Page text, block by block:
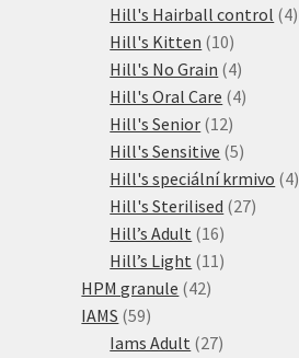
produktů
Hill's Hairball control 44
Hill's Kitten 1010
produktů
Hill's No Grain 44
produkty
Hill's Oral Care 44
Hill's Senior 1212
produktů
Hill's Sensitive 55
produktů
Hill's speciální krmivo 44
Hill's Sterilised 2727
Hill’s Adult 1616
produktů
Hill’s Light 11 11
HPM granule 4242
IAMS 5959
produktů
Iams Adult 2727